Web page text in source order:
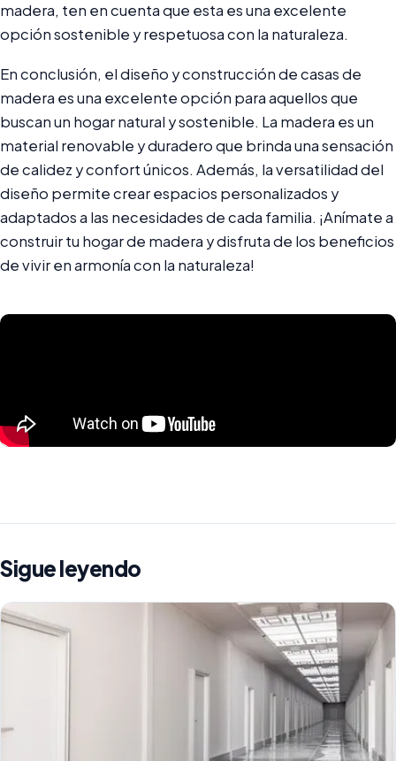
madera, ten en cuenta que esta es una excelente
opción sostenible y respetuosa con la naturaleza.
En conclusión, el diseño y construcción de casas de
madera es una excelente opción para aquellos que
buscan un hogar natural y sostenible. La madera es un
material renovable y duradero que brinda una sensación
de calidez y confort únicos. Además, la versatilidad del
diseño permite crear espacios personalizados y
adaptados a las necesidades de cada familia. ¡Anímate a
construir tu hogar de madera y disfruta de los beneficios
de vivir en armonía con la naturaleza!
Sigue leyendo